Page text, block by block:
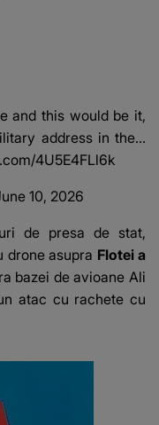
and this would be it,
address in the…
4U5E4FLl6k
10, 2026
de presa de stat,
drone asupra Flotei a
bazei de avioane Ali
atac cu rachete cu